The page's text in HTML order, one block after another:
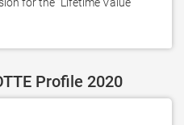
Profile 2020